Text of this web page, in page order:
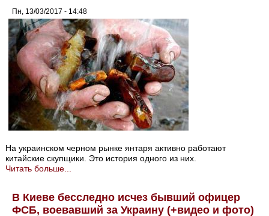
Пн, 13/03/2017 - 14:48
На украинском черном рынке янтаря активно работают
китайские скупщики. Это история одного из них.
Читать больше...
В Киеве бесследно исчез бывший офицер
ФСБ, воевавший за Украину (+видео и фото)